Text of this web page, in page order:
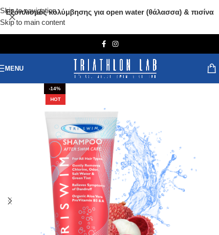
Skip to navigation
Skip to main content
Εξοπλισμός κολύμβησης για open water (θάλασσα) & πισίνα
MENU
-14%
HOT